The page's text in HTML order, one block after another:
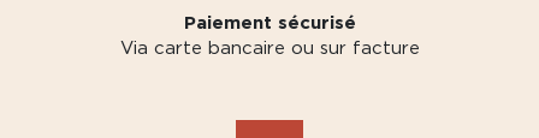
Paiement sécurisé
Via carte bancaire ou sur facture